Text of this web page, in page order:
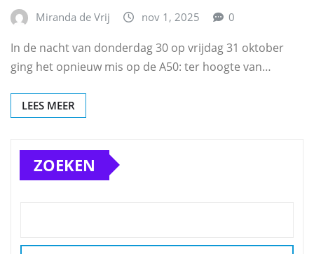
Miranda de Vrij nov 1, 2025 0
In de nacht van donderdag 30 op vrijdag 31 oktober
ging het opnieuw mis op de A50: ter hoogte van…
LEES MEER
ZOEKEN